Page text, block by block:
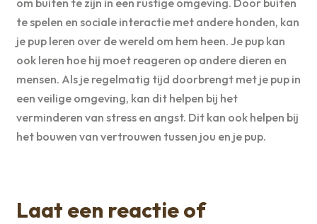
om buiten te zijn in een rustige omgeving. Door buiten
te spelen en sociale interactie met andere honden, kan
je pup leren over de wereld om hem heen. Je pup kan
ook leren hoe hij moet reageren op andere dieren en
mensen. Als je regelmatig tijd doorbrengt met je pup in
een veilige omgeving, kan dit helpen bij het
verminderen van stress en angst. Dit kan ook helpen bij
het bouwen van vertrouwen tussen jou en je pup.
Laat een reactie of